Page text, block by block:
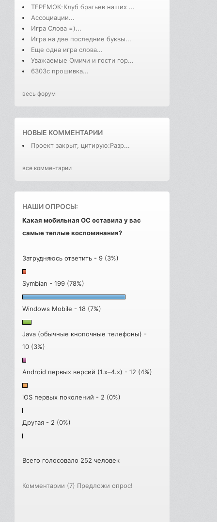
ТЕРЕМОК-Клуб братьев наших ...
Ассоциации...
Игра Слова =)...
Игра на две последние буквы...
Еще одна игра слова...
Уважаемые Омичи и гости гор...
6303с прошивка...
весь форум
НОВЫЕ КОММЕНТАРИИ
Проект закрыт, цитирую:Разр...
все комментарии
НАШИ ОПРОСЫ:
Какая мобильная ОС оставила у вас
самые теплые воспоминания?
Затрудняюсь ответить - 9 (3%)
Symbian - 199 (78%)
Windows Mobile - 18 (7%)
Java (обычные кнопочные телефоны) -
10 (3%)
Android первых версий (1.x–4.x) - 12 (4%)
iOS первых поколений - 2 (0%)
Другая - 2 (0%)
Всего голосовало 252 человек
Комментарии (7) Предложи опрос!